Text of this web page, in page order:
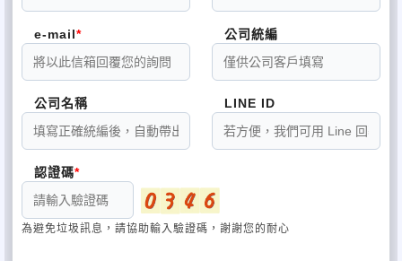
e-mail 公司統編
公司名稱 LINE ID
認證碼
為避免垃圾訊息，請協助輸入驗證碼，謝謝您的耐心